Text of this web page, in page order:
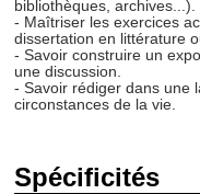
bibliothèques, archives...).
- Maîtriser les exercices
dissertation en littérature
- Savoir construire un
une discussion.
- Savoir rédiger dans une
circonstances de la vie.
Spécificités